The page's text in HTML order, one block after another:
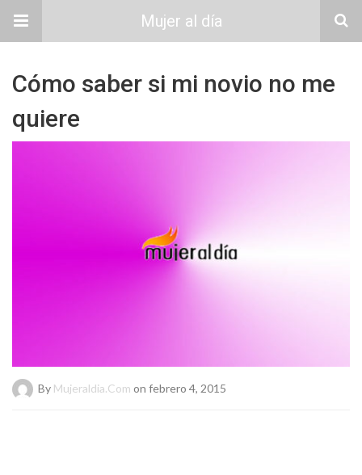
Mujer al día
Cómo saber si mi novio no me
quiere
By Mujeraldia.com on febrero 4, 2015